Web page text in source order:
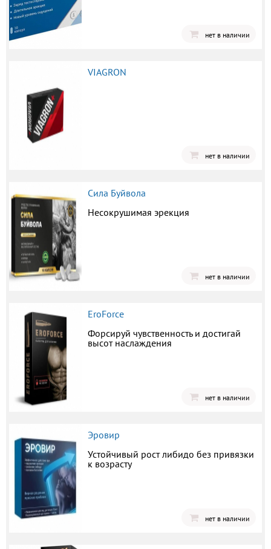
нет в наличии
VIAGRON
нет в наличии
Сила Буйвола
Несокрушимая эрекция
нет в наличии
EroForce
Форсируй чувственность и достигай
высот наслаждения
нет в наличии
Эровир
Устойчивый рост либидо без привязки
к возрасту
нет в наличии